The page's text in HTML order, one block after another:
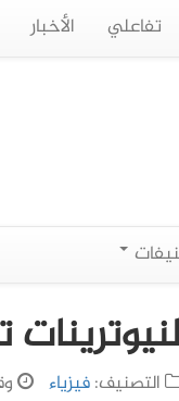
تفاعلي الأخبار
التصنيف:فيزياء